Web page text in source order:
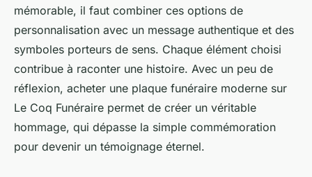
mémorable, il faut combiner ces options de
personnalisation avec un message authentique et des
symboles porteurs de sens. Chaque élément choisi
contribue à raconter une histoire. Avec un peu de
réflexion, acheter une plaque funéraire moderne sur
Le Coq Funéraire permet de créer un véritable
hommage, qui dépasse la simple commémoration
pour devenir un témoignage éternel.